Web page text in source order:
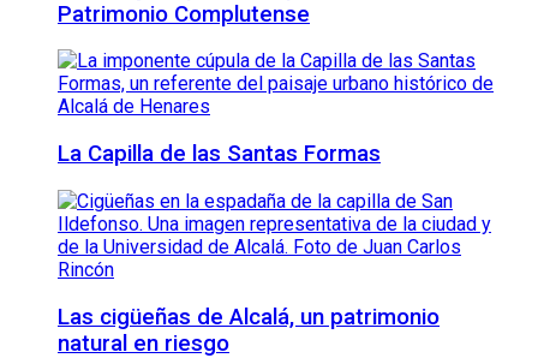
Patrimonio Complutense
La Capilla de las Santas Formas
Las cigüeñas de Alcalá, un patrimonio
natural en riesgo